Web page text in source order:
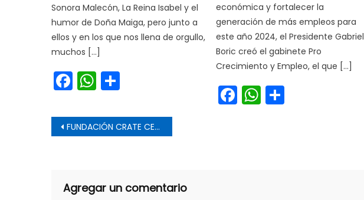
Sonora Malecón, La Reina Isabel y el
humor de Doña Maiga, pero junto a
ellos y en los que nos llena de orgullo,
muchos […]
Facebook
WhatsApp
económica y fortalecer la
generación de más empleos para
este año 2024, el Presidente Gabriel
Boric creó el gabinete Pro
Crecimiento y Empleo, el que […]
Facebook
WhatsApp
Share
Navegación de entradas
FUNDACIÓN CRATE CELEBRA 48 AÑOS DE COMPROMISO Y DESARROLLO EN LA REGIÓN DEL MAULE
Agregar un comentario